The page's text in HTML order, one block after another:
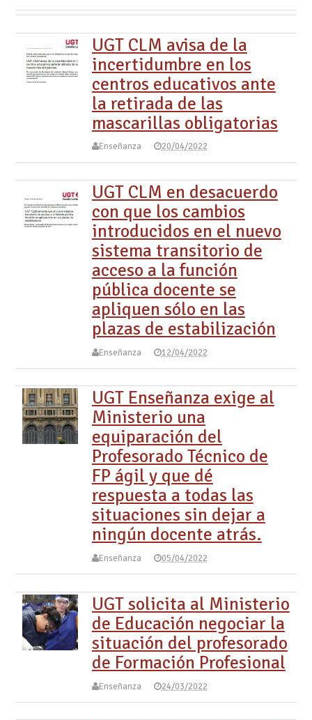
UGT CLM avisa de la
incertidumbre en los
centros educativos ante
la retirada de las
mascarillas obligatorias
Enseñanza 20/04/2022
UGT CLM en desacuerdo
con que los cambios
introducidos en el nuevo
sistema transitorio de
acceso a la función
pública docente se
apliquen sólo en las
plazas de estabilización
Enseñanza 12/04/2022
UGT Enseñanza exige al
Ministerio una
equiparación del
Profesorado Técnico de
FP ágil y que dé
respuesta a todas las
situaciones sin dejar a
ningún docente atrás.
Enseñanza 05/04/2022
UGT solicita al Ministerio
de Educación negociar la
situación del profesorado
de Formación Profesional
Enseñanza 24/03/2022